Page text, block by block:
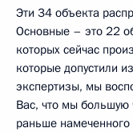
Эти 34 объекта
Основные – это 22
которых сейчас
которые допустили
экспертизы, мы
Вас, что мы большую
раньше